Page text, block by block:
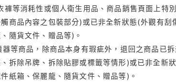
等消耗性或個人衛生用品、商品銷售頁面上特
商品內容之包裝部分)或已非全新狀態(外觀有
隨貨文件、贈品等)。
等商品，除商品本身有瑕疵外，退回之商品已
拆除吊牌、拆除貼膠或標籤等情形)或已非全
紙箱、保麗龍、隨貨文件、贈品等)。